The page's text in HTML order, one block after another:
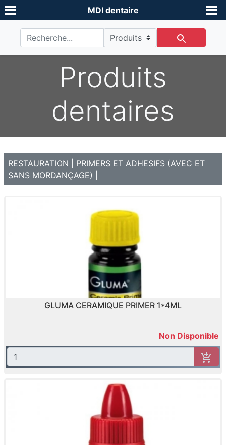
MDI dentaire
Produits
dentaires
RESTAURATION
PRIMERS ET ADHESIFS (AVEC ET
SANS MORDANÇAGE)
GLUMA CERAMIQUE PRIMER 1*4ML
Non Disponible